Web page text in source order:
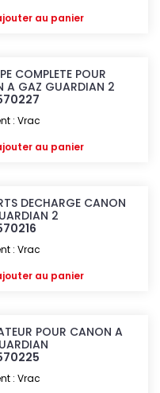
au panier
COMPLETE POUR
A GAZ GUARDIAN 2
: Vrac
au panier
DECHARGE CANON
2
: Vrac
au panier
POUR CANON A
: Vrac